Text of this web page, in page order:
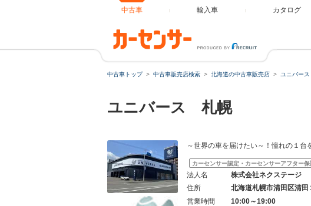
中古車 輸入車 カタログ
中古車トップ 中古車販売店検索 北海道の中古車販売店 ユニバー
ユニバース 札幌
～世界の車を届けたい～！憧れの１台
カーセンサー認定・カーセンサーアフター
法人名
株式会社ネクステージ
住所
北海道札幌市清田区清田
営業時間
10:00～19:00